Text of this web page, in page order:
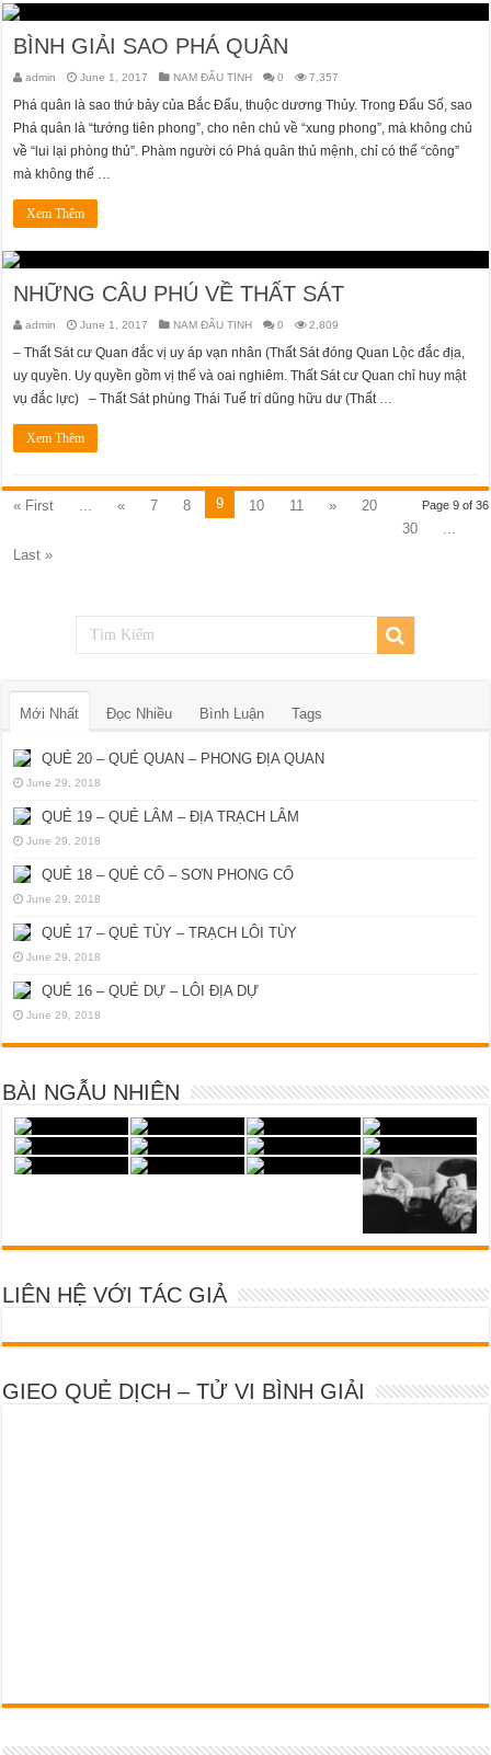
BÌNH GIẢI SAO PHÁ QUÂN
admin June 1, 2017 NAM ĐẨU TINH 0 7,357
Phá quân là sao thứ bảy của Bắc Đẩu, thuộc dương Thủy. Trong Đẩu Số, sao
Phá quân là “tướng tiên phong”, cho nên chủ về “xung phong”, mà không chủ
về “lui lại phòng thủ”. Phàm người có Phá quân thủ mệnh, chỉ có thể “công”
mà không thể …
Xem Thêm
NHỮNG CÂU PHÚ VỀ THẤT SÁT
admin June 1, 2017 NAM ĐẨU TINH 0 2,809
– Thất Sát cư Quan đắc vị uy áp vạn nhân (Thất Sát đóng Quan Lộc đắc địa,
uy quyền. Uy quyền gồm vị thế và oai nghiêm. Thất Sát cư Quan chỉ huy mật
vụ đắc lực) – Thất Sát phùng Thái Tuế trí dũng hữu dư (Thất …
Xem Thêm
Page 9 of 36
« First « 7 8 9 10 11 »
20
30
Last »
Mới Nhất Đọc Nhiều Bình Luận Tags
QUẺ 20 – QUẺ QUAN – PHONG ĐỊA QUAN
June 29, 2018
QUẺ 19 – QUẺ LÂM – ĐỊA TRẠCH LÂM
June 29, 2018
QUẺ 18 – QUẺ CỔ – SƠN PHONG CỔ
June 29, 2018
QUẺ 17 – QUẺ TÙY – TRẠCH LÔI TÙY
June 29, 2018
QUẺ 16 – QUẺ DỰ – LÔI ĐỊA DỰ
June 29, 2018
BÀI NGẪU NHIÊN
LIÊN HỆ VỚI TÁC GIẢ
GIEO QUẺ DỊCH – TỬ VI BÌNH GIẢI